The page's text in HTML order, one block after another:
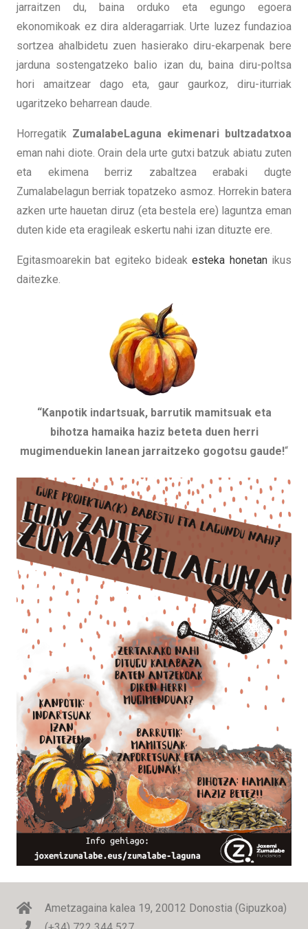
jarraitzen du, baina orduko eta egungo egoera
ekonomikoak ez dira alderagarriak. Urte luzez fundazioa
sortzea ahalbidetu zuen hasierako diru-ekarpenak bere
jarduna sostengatzeko balio izan du, baina diru-poltsa
hori amaitzear dago eta, gaur gaurkoz, diru-iturriak
ugaritzeko beharrean daude.
Horregatik ZumalabeLaguna ekimenari bultzadatxoa
eman nahi diote. Orain dela urte gutxi batzuk abiatu zuten
eta ekimena berriz zabaltzea erabaki dugte
Zumalabelagun berriak topatzeko asmoz. Horrekin batera
azken urte hauetan diruz (eta bestela ere) laguntza eman
duten kide eta eragileak eskertu nahi izan dituzte ere.
Egitasmoarekin bat egiteko bideakesteka honetanikus
daitezke.
“Kanpotik indartsuak, barrutik mamitsuak eta
bihotza hamaika haziz beteta duen herri
mugimenduekin lanean jarraitzeko gogotsu gaude!“
Ametzagaina kalea 19, 20012 Donostia (Gipuzkoa)